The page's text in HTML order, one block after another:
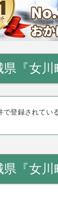
県『女
登録されてい
県『女